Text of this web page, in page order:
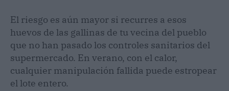
El riesgo es aún mayor si recurres a esos
huevos de las gallinas de tu vecina del pueblo
que no han pasado los controles sanitarios del
supermercado. En verano, con el calor,
cualquier manipulación fallida puede estropear
el lote entero.